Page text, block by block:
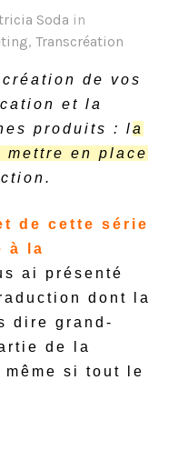
Soda in
, Transcréation
de vos
et la
produits : la
en place
de cette série
à la
ai présenté
dont la
dire grand-
de la
si tout le